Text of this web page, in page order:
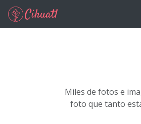
Ir al contenido principal
Miles de fotos e
foto que tanto